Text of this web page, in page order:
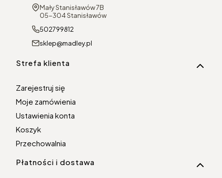
Adres:
Mały Stanisławów 7B
05-304 Stanisławów
502799812
sklep@madley.pl
Linki w stopce
Strefa klienta
Zarejestruj się
Moje zamówienia
Ustawienia konta
Koszyk
Przechowalnia
Płatności i dostawa